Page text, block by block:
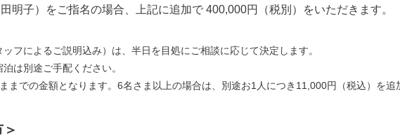
田明子）をご指名の場合、上記に追加で 400,000円（税別）をいただきます。
フによるご説明込み）は、半日を目処にご相談に応じて決定します。
は別途ご手配ください。
までの金額となります。6名さま以上の場合は、別途お1人につき11,000円（税込）を追